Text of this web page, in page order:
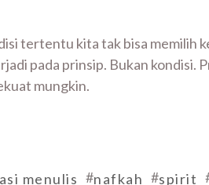
tertentu kita tak bisa memilih
pada prinsip. Bukan kondisi.
mungkin.
menulis #nafkah #spirit